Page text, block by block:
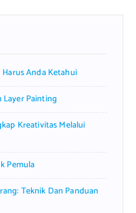
Anda Ketahui
Painting
Kreativitas Melalui
Pemula
Teknik Dan Panduan